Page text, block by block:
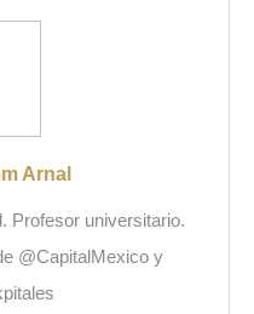
Arnal
Profesor universitario.
@CapitalMexico y